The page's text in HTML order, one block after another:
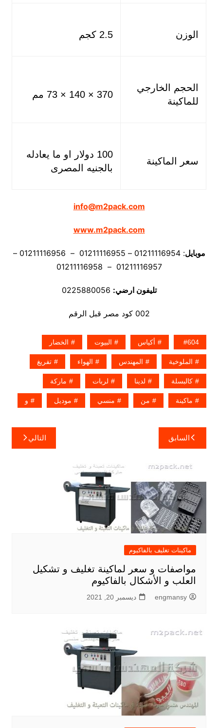
الوزن 2.5 كجم
الحجم الخارجي
للماكينة
370 × 140 × 73 مم
سعر الماكينة
100 دولار او ما يعادله
بالجنيه المصرى
info@m2pack.com
www.m2pack.com
موبايل
: 01211116954 – 01211116955 – 01211116956 –
01211116957 – 01211116958
تليفون ارضي:
002 كود مصر قبل الرقم
604 أكياس البيوت الخضار
الملوخية المهندس الهواء تفريغ
كالبسلة لدينا لربات ماركة
ماكينة من منسي موديل و
تصفّح
المقالات
السابق التالي
ماكينات تغليف بالفاكيوم
مواصفات و سعر لماكينة تغليف و تشكيل
العلب و الأشكال بالفاكيوم
engmansy ديسمبر 20, 2021